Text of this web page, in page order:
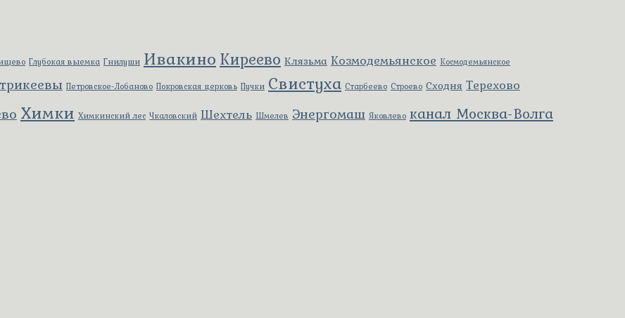
Глубокая выемка Гнилуши Ивакино Киреево Клязьма Козмодемьянское Космодемьянское
Петровское-Лобаново Покровская церковь Пучки Свистуха Старбеево Строево Сходня Терехово
Химки Химкинский лес Чкаловский Шехтель Шмелев Энергомаш Яковлево канал Москва-Волга